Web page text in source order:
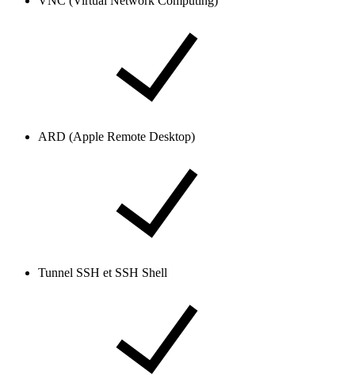
ARD (Apple Remote Desktop)
Tunnel SSH et SSH Shell